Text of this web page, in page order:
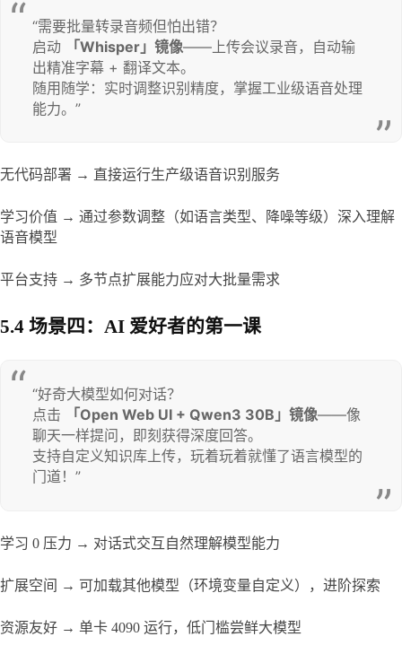
“需要批量转录音频但怕出错？
启动
「Whisper」镜像​——上传会议录音，自动输
出精准字幕 + 翻译文本。
随用随学：实时调整识别精度，掌握工业级语音处理
能力。”
无代码部署 → 直接运行生产级语音识别服务
学习价值 → 通过参数调整（如语言类型、降噪等级）深入理解
语音模型
平台支持 → 多节点扩展能力应对大批量需求
5.4 场景四：AI 爱好者的第一课
“好奇大模型如何对话？
点击
「Open Web UI + Qwen3 30B」镜像​——像
聊天一样提问，即刻获得深度回答。
支持自定义知识库上传，玩着玩着就懂了语言模型的
门道！”
学习 0 压力 → 对话式交互自然理解模型能力
扩展空间 → 可加载其他模型（环境变量自定义），进阶探索
资源友好 → 单卡 4090 运行，低门槛尝鲜大模型